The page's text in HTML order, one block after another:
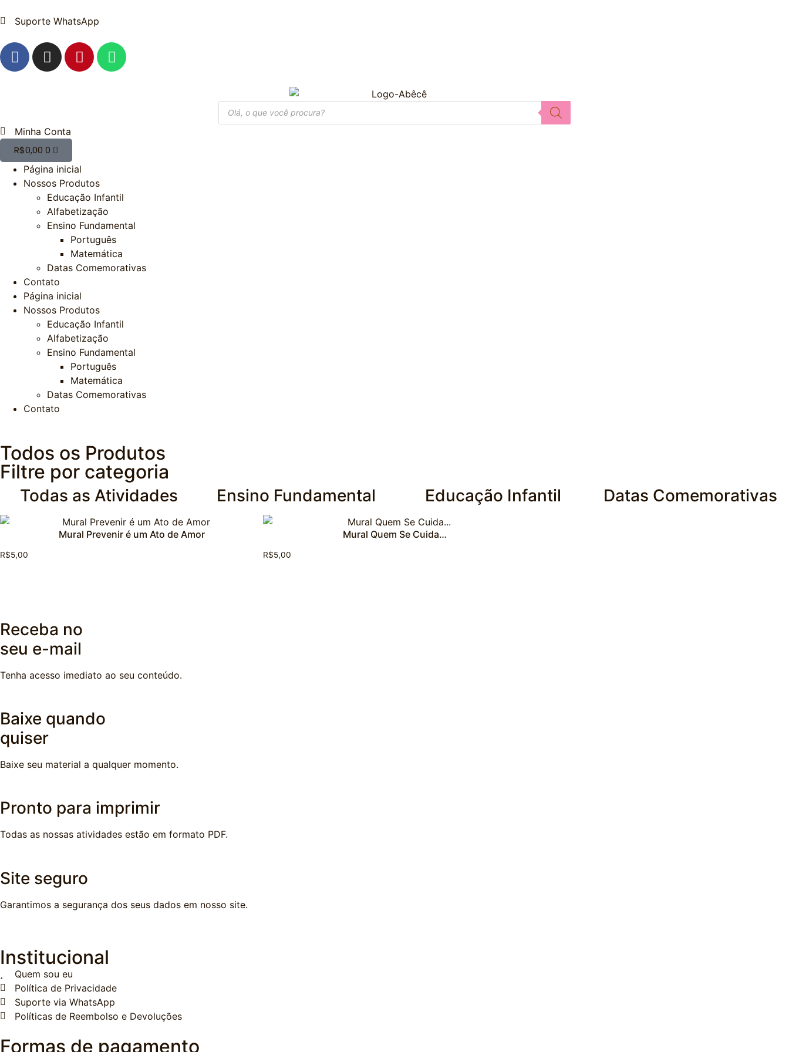
Suporte WhatsApp
Minha Conta
R$0,00 0
Página inicial
Nossos Produtos
Educação Infantil
Alfabetização
Ensino Fundamental
Português
Matemática
Datas Comemorativas
Contato
Página inicial
Nossos Produtos
Educação Infantil
Alfabetização
Ensino Fundamental
Português
Matemática
Datas Comemorativas
Contato
Todos os Produtos
Filtre por categoria
Todas as Atividades Ensino Fundamental Educação Infantil Datas Comemorativas
Mural Prevenir é um Ato de Amor
R$5,00
Mural Quem Se Cuida…
R$5,00
Receba no
seu e-mail
Tenha acesso imediato ao seu conteúdo.
Baixe quando
quiser
Baixe seu material a qualquer momento.
Pronto para imprimir
Todas as nossas atividades estão em formato PDF.
Site seguro
Garantimos a segurança dos seus dados em nosso site.
Institucional
Quem sou eu
Política de Privacidade
Suporte via WhatsApp
Políticas de Reembolso e Devoluções
Formas de pagamento